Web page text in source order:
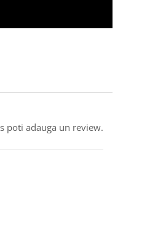
poti adauga un review.